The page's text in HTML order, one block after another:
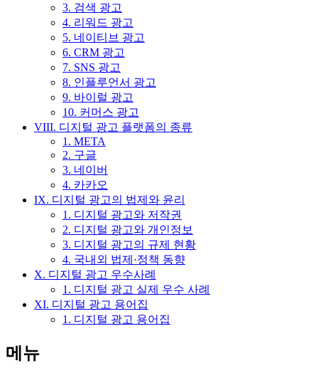
3. 검색 광고
4. 리워드 광고
5. 네이티브 광고
6. CRM 광고
7. SNS 광고
8. 인플루언서 광고
9. 바이럴 광고
10. 커머스 광고
VIII. 디지털 광고 플랫폼의 종류
1. META
2. 구글
3. 네이버
4. 카카오
IX. 디지털 광고의 법제와 윤리
1. 디지털 광고와 저작권
2. 디지털 광고와 개인정보
3. 디지털 광고의 규제 현황
4. 국내외 법제·정책 동향
X. 디지털 광고 우수사례
1. 디지털 광고 실제 우수 사례
XI. 디지털 광고 용어집
1. 디지털 광고 용어집
메뉴